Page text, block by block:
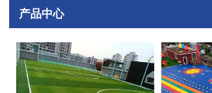
产品中心